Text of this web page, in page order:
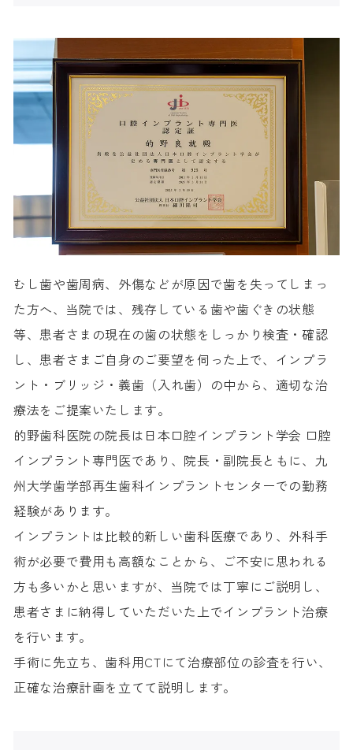
むし歯や歯周病、外傷などが原因で歯を失ってしまっ
た方へ、当院では、残存している歯や歯ぐきの状態
等、患者さまの現在の歯の状態をしっかり検査・確認
し、患者さまご自身のご要望を伺った上で、インプラ
ント・ブリッジ・義歯（入れ歯）の中から、適切な治
療法をご提案いたします。
的野歯科医院の院長は日本口腔インプラント学会 口腔
インプラント専門医であり、院長・副院長ともに、九
州大学歯学部再生歯科インプラントセンターでの勤務
経験があります。
インプラントは比較的新しい歯科医療であり、外科手
術が必要で費用も高額なことから、ご不安に思われる
方も多いかと思いますが、当院では丁寧にご説明し、
患者さまに納得していただいた上でインプラント治療
を行います。
手術に先立ち、歯科用CTにて治療部位の診査を行い、
正確な治療計画を立てて説明します。